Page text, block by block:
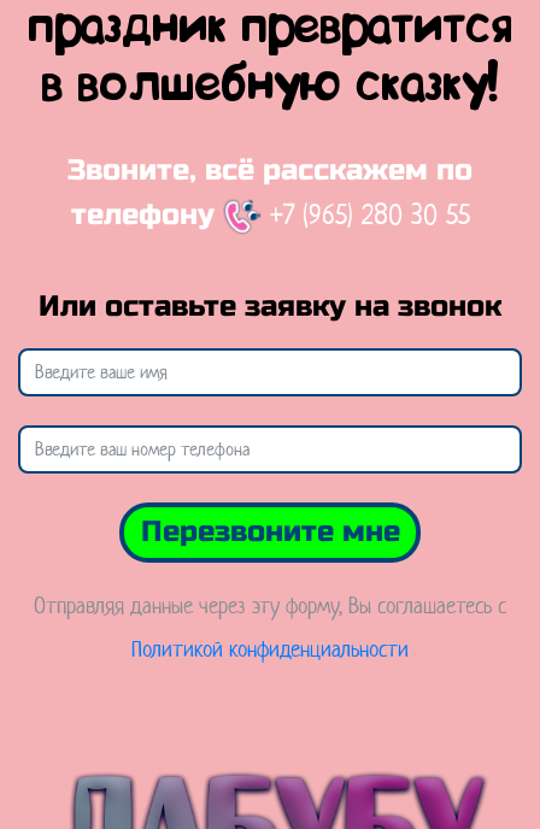
праздник превратится
в волшебную сказку!
Звоните, всё расскажем по
телефону
+7 (965) 280 30 55
Или оставьте заявку на звонок
Перезвоните мне
Отправляя данные через эту форму, Вы соглашаетесь с
Политикой конфиденциальности